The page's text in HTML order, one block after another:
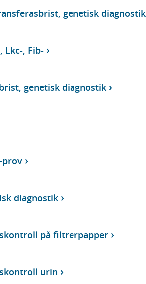
genetisk diagnostik
Lkc-, Fib-
genetisk diagnostik
prov
diagnostik
på filtrerpapper
urin